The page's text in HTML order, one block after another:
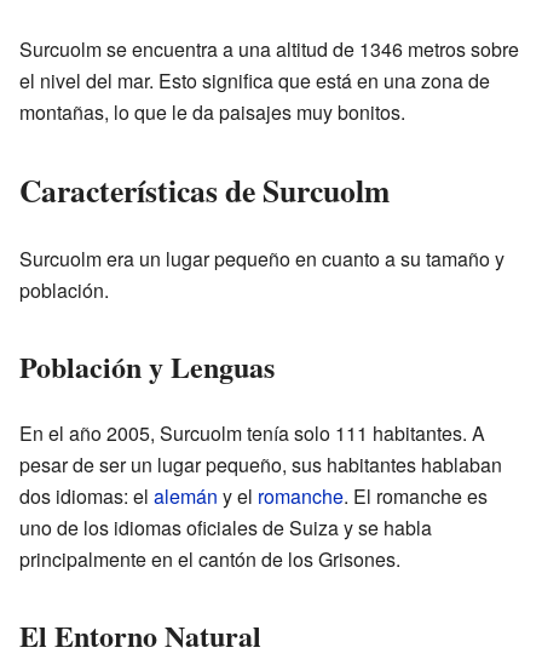
Surcuolm se encuentra a una altitud de 1346 metros sobre
el nivel del mar. Esto significa que está en una zona de
montañas, lo que le da paisajes muy bonitos.
Características de Surcuolm
Surcuolm era un lugar pequeño en cuanto a su tamaño y
población.
Población y Lenguas
En el año 2005, Surcuolm tenía solo 111 habitantes. A
pesar de ser un lugar pequeño, sus habitantes hablaban
dos idiomas: el alemán y el romanche. El romanche es
uno de los idiomas oficiales de Suiza y se habla
principalmente en el cantón de los Grisones.
El Entorno Natural